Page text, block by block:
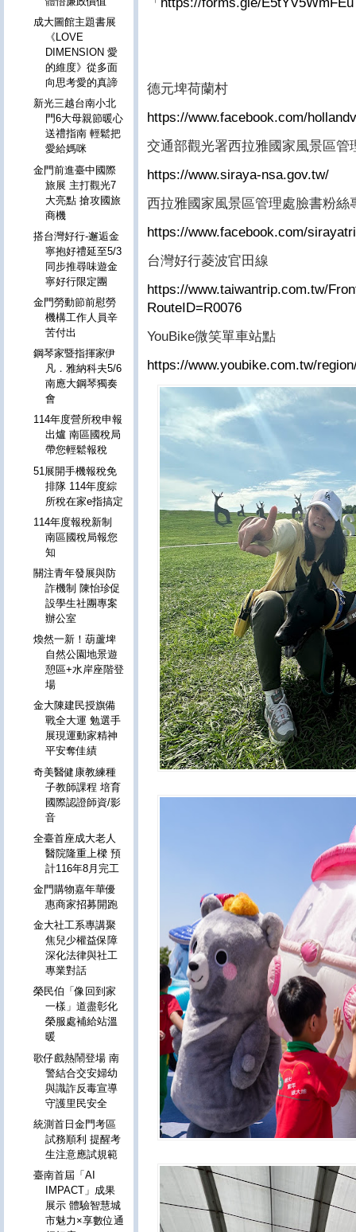
德元埤荷蘭村
https://www.facebook.com/
交通部觀光署西拉雅國家風景區管
https://www.siraya-nsa.gov.tw/
西拉雅國家風景區管理處臉書粉絲
https://www.facebook.com/
台灣好行菱波官田線
https://www.taiwantrip.com.tw/
RouteID=R0076
YouBike微笑單車站點
https://www.youbike.com.tw/
成大圖館主題書展
《LOVE
DIMENSION 愛
的維度》從多面
向思考愛的真諦
新光三越台南小北
門6大母親節暖心
送禮指南 輕鬆把
愛給媽咪
金門前進臺中國際
旅展 主打觀光7
大亮點 搶攻國旅
商機
搭台灣好行-邂逅金
寧抱好禮延至5/3
同步推尋味遊金
寧好行限定團
金門勞動節前慰勞
機構工作人員辛
苦付出
鋼琴家暨指揮家伊
凡．雅納科夫5/6
南應大鋼琴獨奏
會
114年度營所稅申報
出爐 南區國稅局
帶您輕鬆報稅
51展開手機報稅免
排隊 114年度綜
所稅在家e指搞定
114年度報稅新制
南區國稅局報您
知
關注青年發展與防
詐機制 陳怡珍促
設學生社團專案
辦公室
煥然一新！葫蘆埤
自然公園地景遊
憩區+水岸座階登
場
金大陳建民授旗備
戰全大運 勉選手
展現運動家精神
平安奪佳績
奇美醫健康教練種
子教師課程 培育
國際認證師資/影
音
全臺首座成大老人
醫院隆重上樑 預
計116年8月完工
金門購物嘉年華優
惠商家招募開跑
金大社工系專講聚
焦兒少權益保障
深化法律與社工
專業對話
榮民伯「像回到家
一樣」道盡彰化
榮服處補給站溫
暖
歌仔戲熱鬧登場 南
警結合交安婦幼
與識詐反毒宣導
守護里民安全
統測首日金門考區
試務順利 提醒考
生注意應試規範
臺南首屆「AI
IMPACT」成果
展示 體驗智慧城
市魅力×享數位通